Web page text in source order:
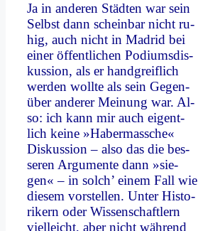
Ja in an­de­ren Städ­ten war sein
Selbst dann schein­bar nicht ru­
hig, auch nicht in Ma­drid bei
ei­ner öf­fent­li­chen Po­di­ums­dis­
kus­si­on, als er hand­greif­lich
wer­den woll­te als sein Ge­gen­
über an­de­rer Mei­nung war. Al­
so: ich kann mir auch ei­gent­
lich kei­ne »Ha­ber­massche«
Dis­kus­si­on – al­so das die bes­
se­ren Ar­gu­men­te dann »sie­
gen« – in solch’ ei­nem Fall wie
die­sem vor­stel­len. Un­ter Hi­sto­
ri­kern oder Wis­sen­schaft­lern
viel­leicht, aber nicht wäh­rend